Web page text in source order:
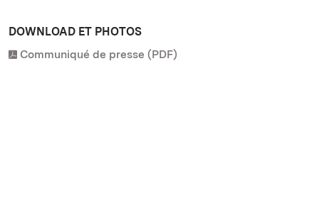
DOWNLOAD ET PHOTOS
Communiqué de presse (PDF)